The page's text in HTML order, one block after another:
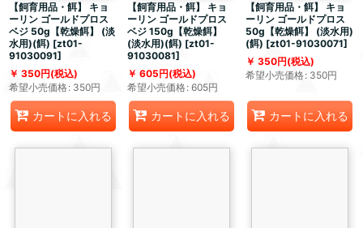
【飼育用品・餌】 キョ
ーリン ゴールドプロス
ベジ 50g【乾燥餌】 (淡
水用)(餌) [zt01-
91030091]
350円(税込)
希望小売価格: 350円
カートに入れる
【飼育用品・餌】 キョ
ーリン ゴールドプロス
ベジ 150g【乾燥餌】
(淡水用)(餌) [zt01-
91030081]
605円(税込)
希望小売価格: 605円
カートに入れる
【飼育用品・餌】 キョ
ーリン ゴールドプロス
50g【乾燥餌】 (淡水用)
(餌) [zt01-91030071]
350円(税込)
希望小売価格: 350円
カートに入れる